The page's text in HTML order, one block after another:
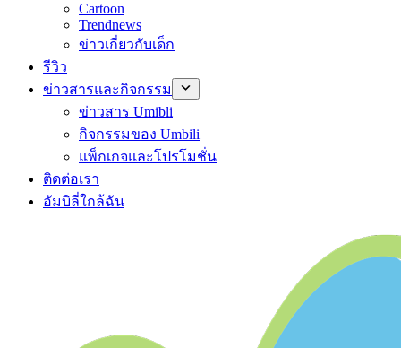
Cartoon
Trendnews
ข่าวเกี่ยวกับเด็ก
รีวิว
ข่าวสารและกิจกรรม
ข่าวสาร Umibli
กิจกรรมของ Umbili
แพ็กเกจและโปรโมชั่น
ติดต่อเรา
อัมบิลี่ใกล้ฉัน